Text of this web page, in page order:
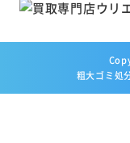
粗大ゴミ処